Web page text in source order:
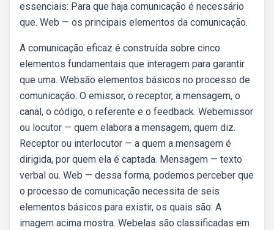
essenciais: Para que haja comunicação é necessário
que. Web — os principais elementos da comunicação.
A comunicação eficaz é construída sobre cinco
elementos fundamentais que interagem para garantir
que uma. Websão elementos básicos no processo de
comunicação: O emissor, o receptor, a mensagem, o
canal, o código, o referente e o feedback. Webemissor
ou locutor — quem elabora a mensagem, quem diz.
Receptor ou interlocutor — a quem a mensagem é
dirigida, por quem ela é captada. Mensagem — texto
verbal ou. Web — dessa forma, podemos perceber que
o processo de comunicação necessita de seis
elementos básicos para existir, os quais são: A
imagem acima mostra. Webelas são classificadas em